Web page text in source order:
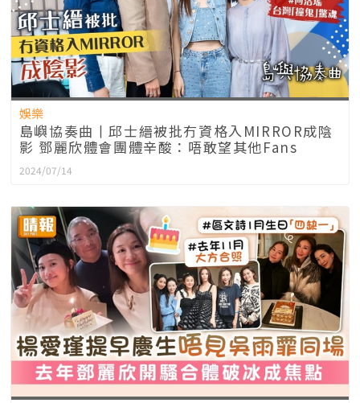
娛樂
島嶼協奏曲丨邱士縉被批冇資格入MIRROR成陰
影 鄧麗欣體會團體辛酸：唔敢望其他Fans
2024/07/14